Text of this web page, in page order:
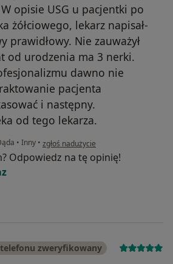
opisie USG u pacjentki po
żółciowego, lekarz napisał-
prawidłowy. Nie zauważył
od urodzenia ma 3 nerki.
dawno nie
pacjenta
i następny.
od tego lekarza.
• Inny • w opinii użytkownika Pacjent
zgłoś nadużycie
Odpowiedz na tę opinię!
zweryfikowany